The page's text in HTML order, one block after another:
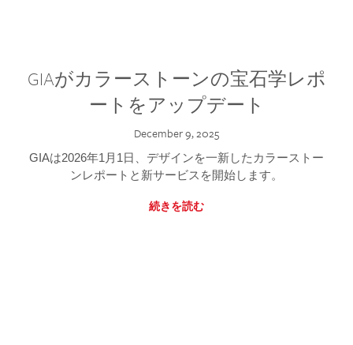
GIAがカラーストーンの宝石学レポ
ートをアップデート
December 9, 2025
GIAは2026年1月1日、デザインを一新したカラーストー
ンレポートと新サービスを開始します。
続きを読む